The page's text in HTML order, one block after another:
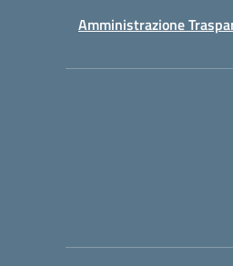
Amministrazione